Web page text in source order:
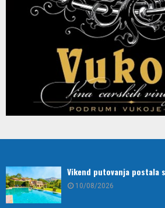
Vikend putovanja postala
10/08/2026